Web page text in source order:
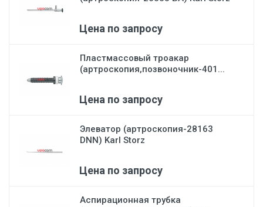
Цена по запросу
Пластмассовый троакар
(артроскопия,позвоночник-401...
Цена по запросу
Элеватор (артроскопия-28163
DNN) Karl Storz
Цена по запросу
Аспирационная трубка